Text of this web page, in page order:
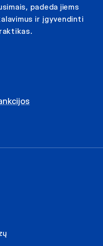
padeda jiems
ir įgyvendinti